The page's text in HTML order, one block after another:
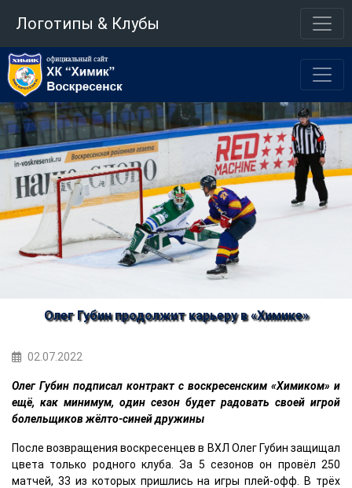
Логотипы & Клубы
Олег Губин продолжит карьеру в «Химике»
02.07.2022
Олег Губин подписал контракт с воскресенским «Химиком» и
ещё, как минимум, один сезон будет радовать своей игрой
болельщиков жёлто-синей дружины
После возвращения воскресенцев в ВХЛ Олег Губин защищал
цвета только родного клуба. За 5 сезонов он провёл 250
матчей, 33 из которых пришлись на игры плей-офф. В трёх